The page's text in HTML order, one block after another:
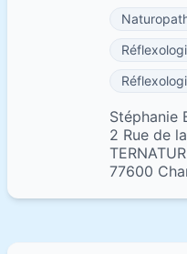
Stéphanie
2 Rue de
TERNATUR
77600